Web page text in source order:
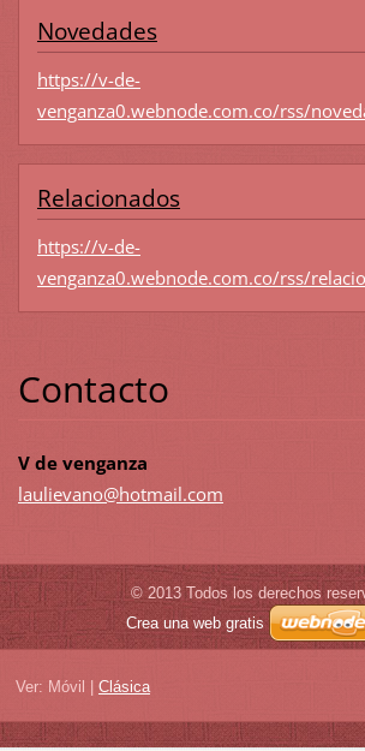
Novedades
https://v-de-
venganza0.webnode.com.co/rss/
Relacionados
https://v-de-
venganza0.webnode.com.co/rss/
Contacto
V de venganza
laulievano@hotmail.com
© 2013 Todos los derechos
Crea una web gratis
Ver: Móvil | Clásica